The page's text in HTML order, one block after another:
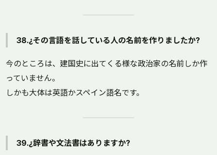
38.¿その言語を話している人の名前を作りましたか?
今のところは、建国史に出てくる様な政治家の名前しか作
っていません。
しかも大体は英語かスペイン語名です。
39.¿辞書や文法書はありますか?